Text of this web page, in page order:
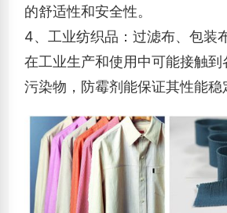
的舒适性和安全性。
4、工业纺织品：过滤布、包装
在工业生产和使用中可能接触到
污染物，防霉剂能保证其性能稳